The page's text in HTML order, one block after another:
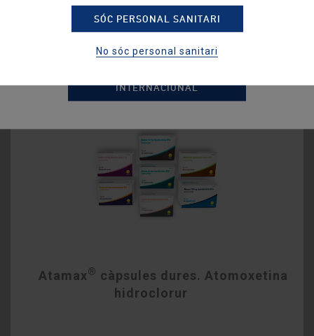
® comprimits. Candesartán cilexetil
Atamax® càpsules dures. Atomoxetina
hidroclorur
Estic interessat en productes de venta a...
ESPANYA
INTERNACIONAL
SÓC PERSONAL SANITARI
No sóc personal sanitari